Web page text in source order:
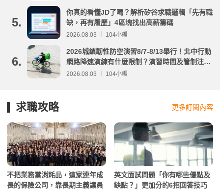
5.
你真的看懂JD了嗎？解析矽谷求職邏輯「先有職
缺，再有履歷」4區塊找出高薪籌碼
2026.08.03 ｜ 104小編
6.
2026城鎮韌性防空演習8/7-8/13舉行！北中行動
網路降速演練有什麼限制？演習時間及管制注意
事項整理
2026.08.03 ｜ 104小編
求職攻略 更多訂閱內容
不把業務當消耗品，這家連年成
長的保險公司，靠長期主義讓員
英文面試問題「你有哪些優點及
缺點？」更加分的6招回答技巧